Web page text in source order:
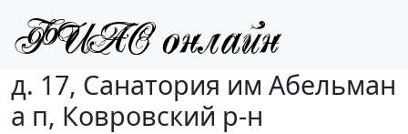
д. 17, Санатория им Абельман
а п, Ковровский р-н